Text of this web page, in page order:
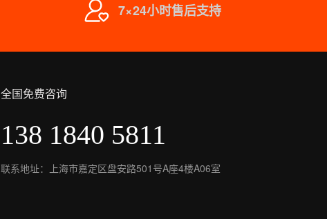
7×24小时售后支持
全国免费咨询
138 1840 5811
联系地址：上海市嘉定区盘安路501号A座4楼A06室